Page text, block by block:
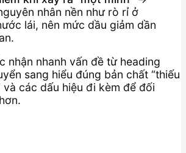
nhân nền như rò rỉ ở
lái, nên mức dầu giảm dần
nhận nhanh vấn đề từ heading
sang hiểu đúng bản chất “thiếu
và các dấu hiệu đi kèm để đối